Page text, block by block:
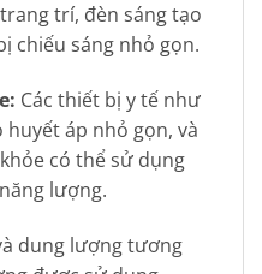
trí, đèn sáng tạo
chiếu sáng nhỏ gọn.
Các thiết bị y tế như
áp nhỏ gọn, và
có thể sử dụng
lượng.
dung lượng tương